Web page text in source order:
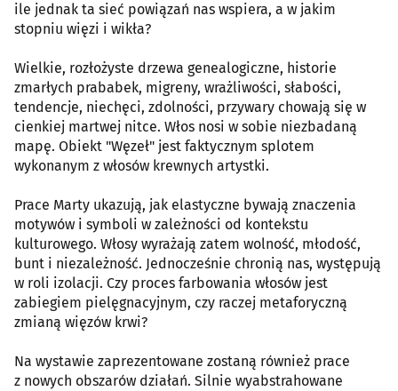
ile jednak ta sieć powiązań nas wspiera, a w jakim
stopniu więzi i wikła?
Wielkie, rozłożyste drzewa genealogiczne, historie
zmarłych prababek, migreny, wrażliwości, słabości,
tendencje, niechęci, zdolności, przywary chowają się w
cienkiej martwej nitce. Włos nosi w sobie niezbadaną
mapę. Obiekt "Węzeł" jest faktycznym splotem
wykonanym z włosów krewnych artystki.
Prace Marty ukazują, jak elastyczne bywają znaczenia
motywów i symboli w zależności od kontekstu
kulturowego. Włosy wyrażają zatem wolność, młodość,
bunt i niezależność. Jednocześnie chronią nas, występują
w roli izolacji. Czy proces farbowania włosów jest
zabiegiem pielęgnacyjnym, czy raczej metaforyczną
zmianą więzów krwi?
Na wystawie zaprezentowane zostaną również prace
z nowych obszarów działań. Silnie wyabstrahowane